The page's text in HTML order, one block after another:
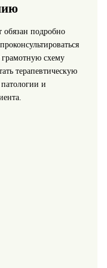
обязан подробно
схему
терапевтическую
и